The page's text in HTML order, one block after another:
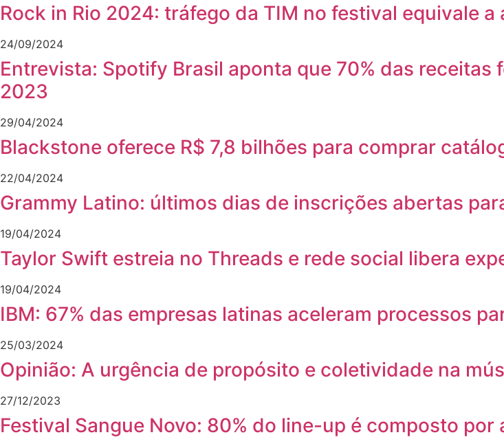
Rock in Rio 2024: tráfego da TIM no festival equivale
24/09/2024
Entrevista: Spotify Brasil aponta que 70% das
2023
29/04/2024
Blackstone oferece R$ 7,8 bilhões para comprar
22/04/2024
Grammy Latino: últimos dias de inscrições abertas
19/04/2024
Taylor Swift estreia no Threads e rede social libera
19/04/2024
IBM: 67% das empresas latinas aceleram processos
25/03/2024
Opinião: A urgência de propósito e coletividade na
27/12/2023
Festival Sangue Novo: 80% do line-up é composto por